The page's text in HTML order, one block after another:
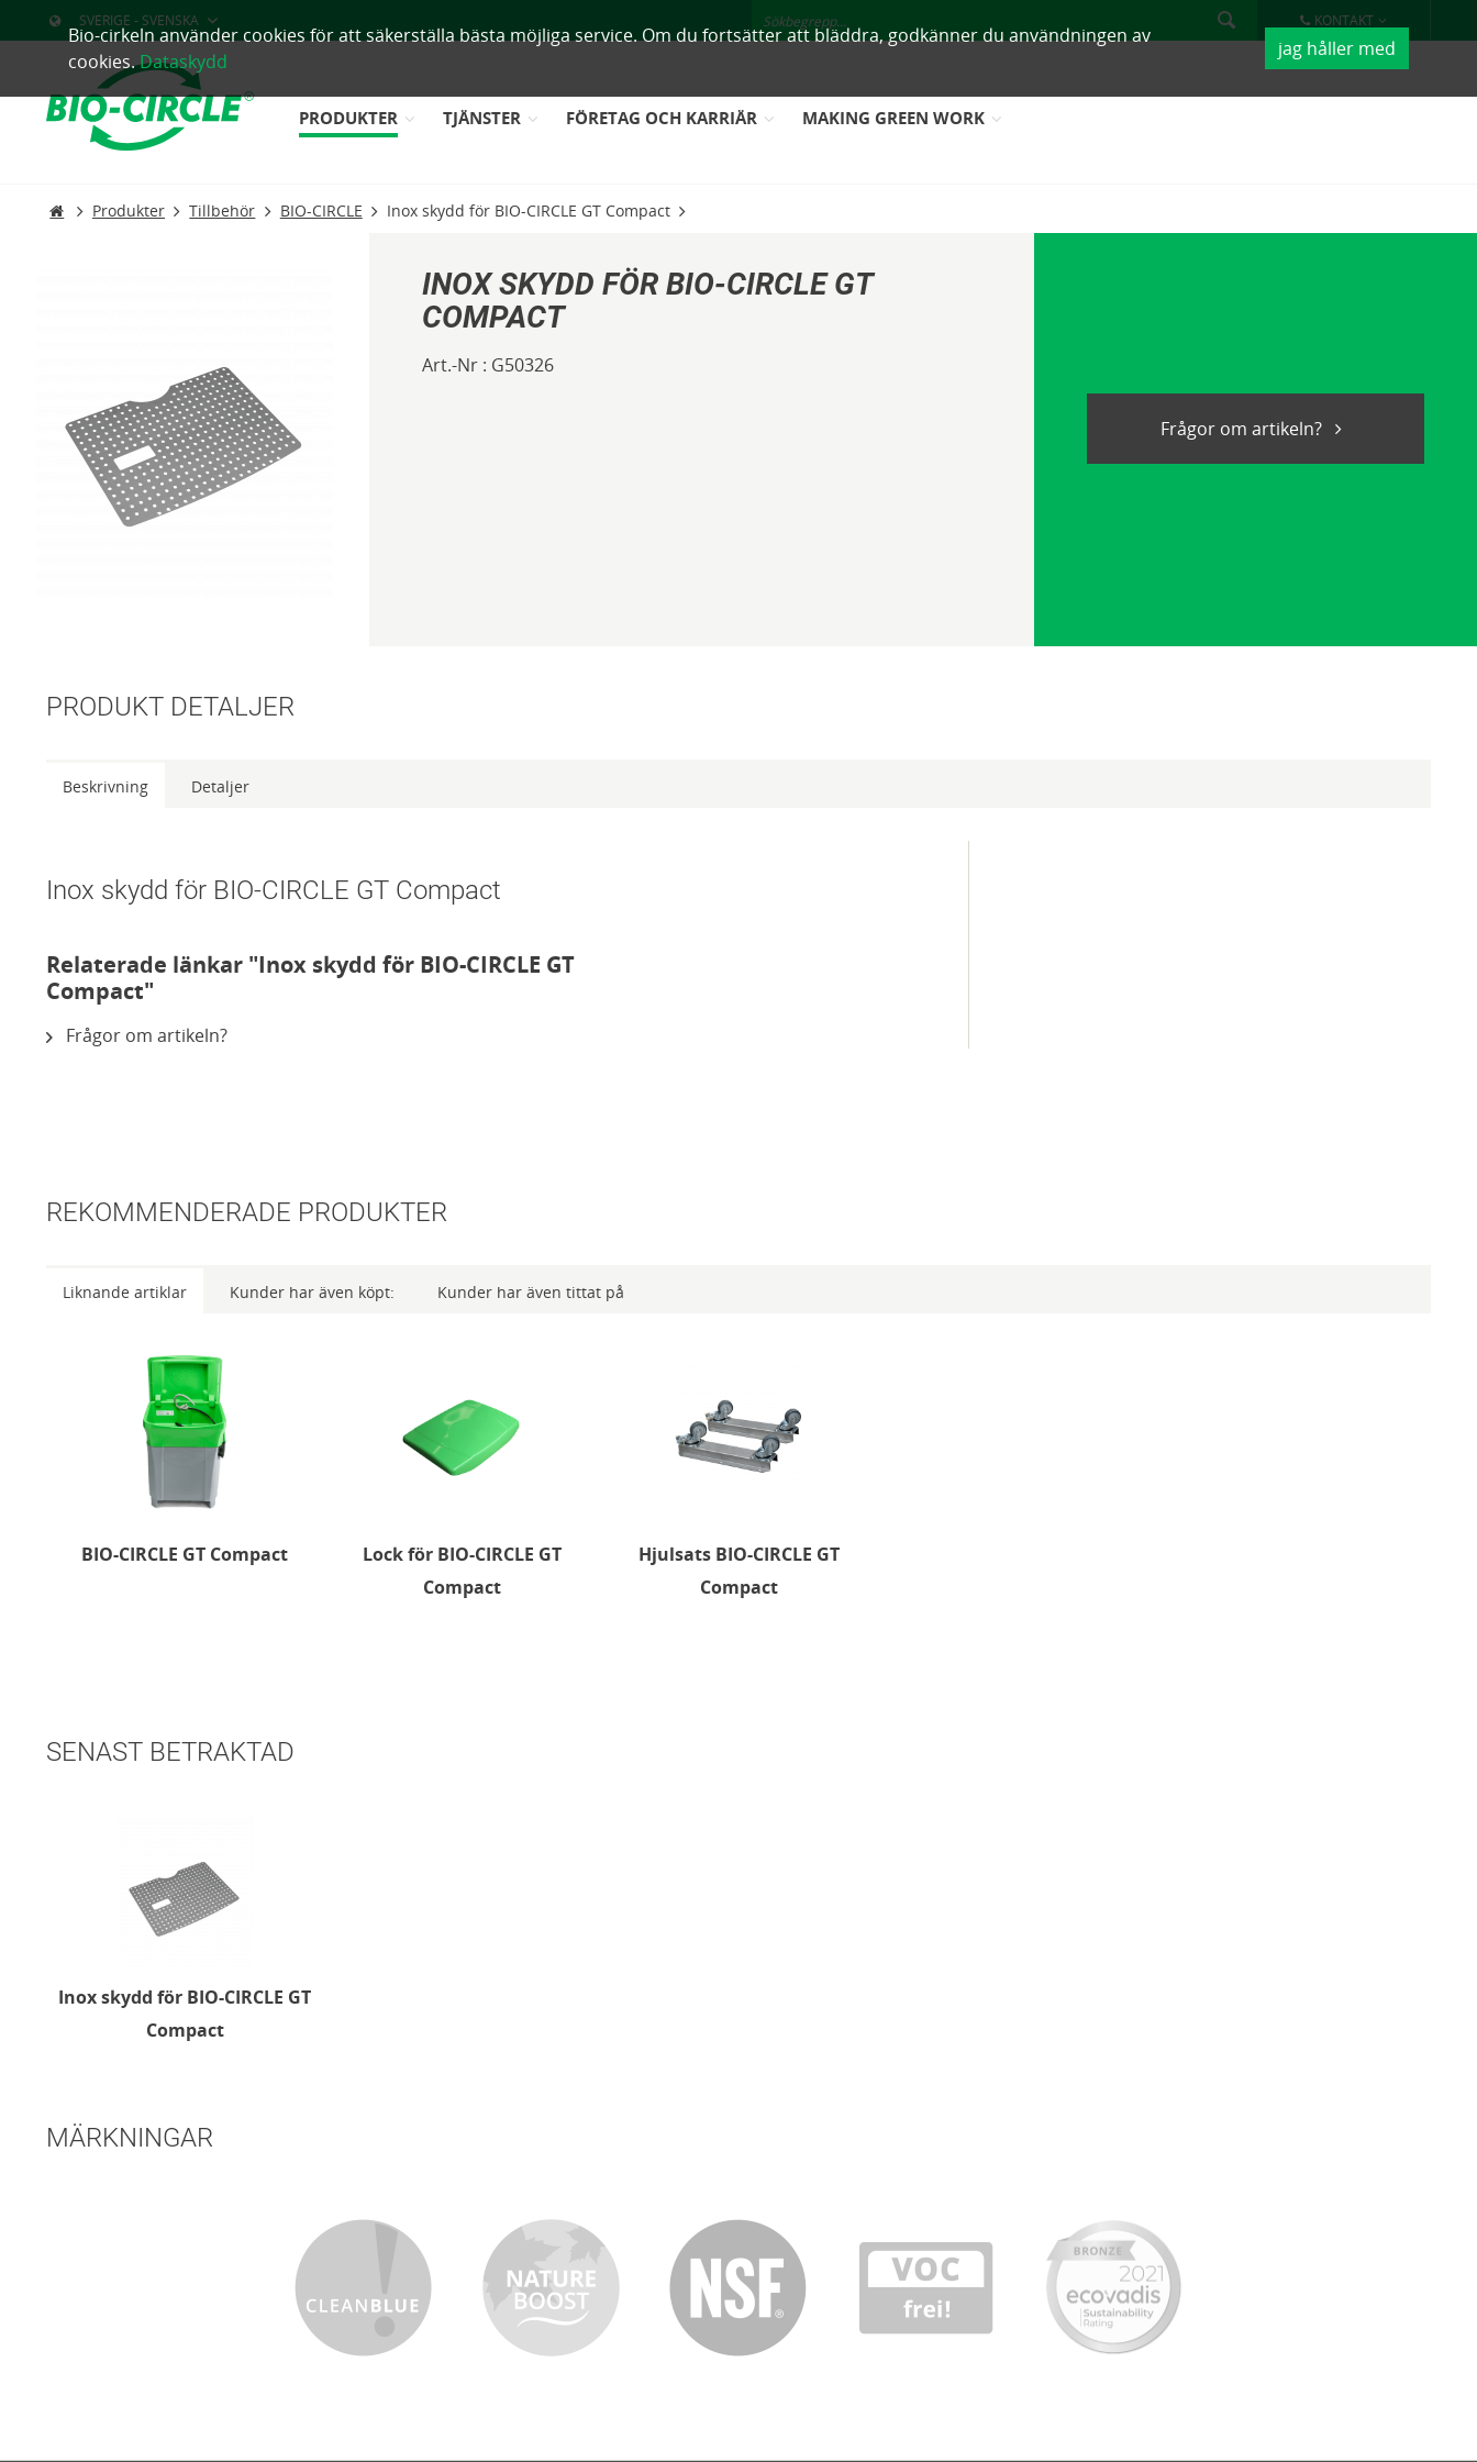
Bio-cirkeln använder cookies för att säkerställa bästa möjliga service. Om du fortsätter att bläddra, godkänner du användningen av
cookies.Dataskydd
jag håller med
SVERIGE - SVENSKA KONTAKT
PRODUKTER TJÄNSTER FÖRETAG OCH KARRIÄR MAKING GREEN WORK
Produkter Tillbehör BIO-CIRCLE Inox skydd för BIO-CIRCLE GT Compact
INOX SKYDD FÖR BIO-CIRCLE GT
COMPACT
Art.-Nr : G50326
Frågor om artikeln?
PRODUKT DETALJER
Beskrivning Detaljer
Inox skydd för BIO-CIRCLE GT Compact
Relaterade länkar "Inox skydd för BIO-CIRCLE GT
Compact"
Frågor om artikeln?
REKOMMENDERADE PRODUKTER
Liknande artiklar Kunder har även köpt: Kunder har även tittat på
BIO-CIRCLE GT Compact
Lock för BIO-CIRCLE GT
Compact
Hjulsats BIO-CIRCLE GT
Compact
SENAST BETRAKTAD
Inox skydd för BIO-CIRCLE GT
Compact
MÄRKNINGAR